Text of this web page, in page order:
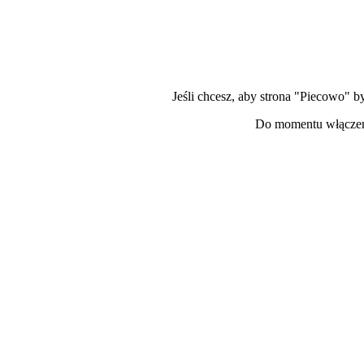
Jeśli chcesz, aby strona "Piecowo"
Do momentu